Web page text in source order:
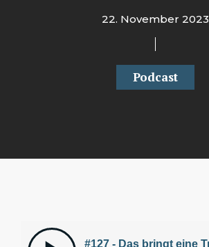
22. November 2023
Podcast